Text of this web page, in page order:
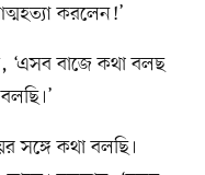
করলেন!’
‘এসব বাজে কথা বলছ
সঙ্গে কথা বলছি।